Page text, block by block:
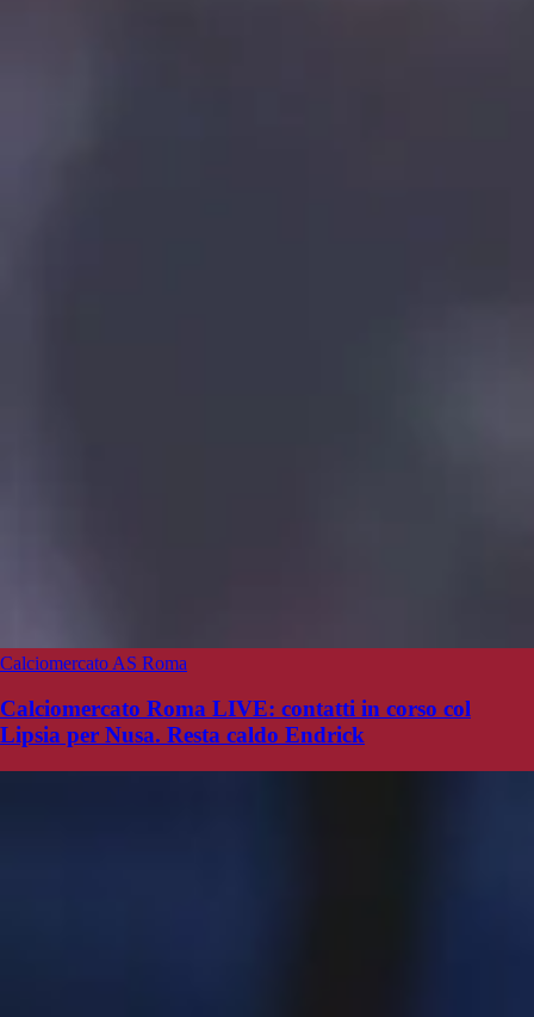
Calciomercato AS Roma
Calciomercato Roma LIVE: contatti in corso col
Lipsia per Nusa. Resta caldo Endrick